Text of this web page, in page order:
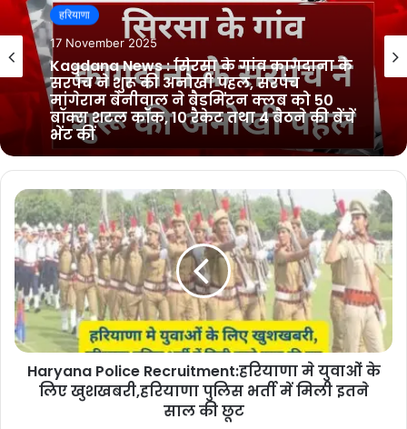
हरियाणा
17 November 2025
Kagdana News : सिरसा के गांव कागदाना के
सरपंच ने शुरू की अनोखी पहल, सरपंच
मांगेराम बेनीवाल ने बैडमिंटन क्लब को 50
बॉक्स शटल कॉक, 10 रैकेट तथा 4 बैठने की बेंचें
भेंट कीं
10 November 2025
Sirsa News : सिरसा के मिठनपुरा गाँव में हुई
अनोखी शादी, श्री हरि सिंह भाम्भू ने अपने बेटे
डॉ. आकाशदीप की बिना दहेज की शादी
Haryana Police Recruitment:हरियाणा मे युवाओं के
लिए खुशखबरी,हरियाणा पुलिस भर्ती में मिली इतने
साल की छूट